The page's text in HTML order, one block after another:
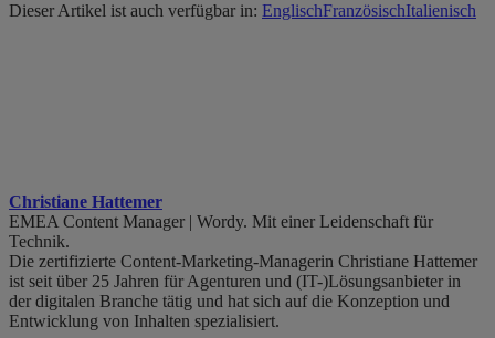
Dieser Artikel ist auch verfügbar in: EnglischFranzösischItalienisch
Christiane Hattemer
EMEA Content Manager | Wordy. Mit einer Leidenschaft für
Technik.
Die zertifizierte Content-Marketing-Managerin Christiane Hattemer
ist seit über 25 Jahren für Agenturen und (IT-)Lösungsanbieter in
der digitalen Branche tätig und hat sich auf die Konzeption und
Entwicklung von Inhalten spezialisiert.